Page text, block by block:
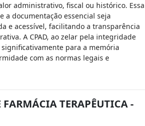
administrativo, fiscal ou histórico. Essa
a documentação essencial seja
e acessível, facilitando a transparência
A CPAD, ao zelar pela integridade
para a memória
com as normas legais e
FARMÁCIA TERAPÊUTICA -